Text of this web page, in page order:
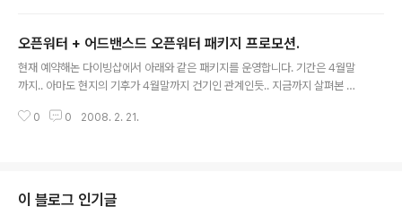
'미소'로 착각하게 만드는 '구멍'은 사실 눈이 아니다. 일종
의 호흡기관인 아가미열(gill slits)이다. 진짜 눈은 등에 붙
어있다. 한 달된 이 깨알홍어는 수족관 번식프로그램의 일
된 12마리 새끼 중의 하나이다. "얼굴이 아주 특이하죠. 분
오픈워터 + 어드밴스드 오픈워터 패키지 프로모션.
현재 예약해논 다이빙샵에서 아래와 같은 패키지를 운영합니다. 기간은 4월말
까지.. 아마도 현지의 기후가 4월말까지 건기인 관계인듯.. 지금까지 살펴본 샵
0 0 2008. 2. 21.
이 블로그 인기글